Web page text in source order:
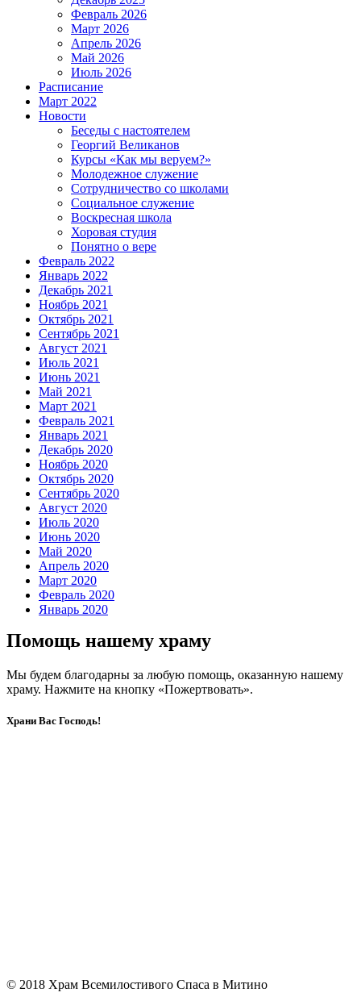
Февраль 2026
Март 2026
Апрель 2026
Май 2026
Июль 2026
Расписание
Март 2022
Новости
Беседы с настоятелем
Георгий Великанов
Курсы «Как мы веруем?»
Молодежное служение
Сотрудничество со школами
Социальное служение
Воскресная школа
Хоровая студия
Понятно о вере
Февраль 2022
Январь 2022
Декабрь 2021
Ноябрь 2021
Октябрь 2021
Сентябрь 2021
Август 2021
Июль 2021
Июнь 2021
Май 2021
Март 2021
Февраль 2021
Январь 2021
Декабрь 2020
Ноябрь 2020
Октябрь 2020
Сентябрь 2020
Август 2020
Июль 2020
Июнь 2020
Май 2020
Апрель 2020
Март 2020
Февраль 2020
Январь 2020
Помощь нашему храму
Мы будем благодарны за любую помощь, оказанную нашему
храму. Нажмите на кнопку «Пожертвовать».
Храни Вас Господь!
© 2018 Храм Всемилостивого Спаса в Митино